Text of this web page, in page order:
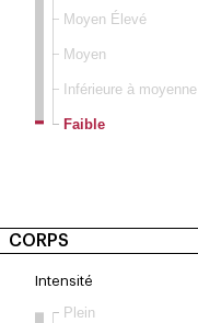
Faible
Inférieure à moyenne
Moyen
Moyen Élevé
CORPS
Intensité
Plein